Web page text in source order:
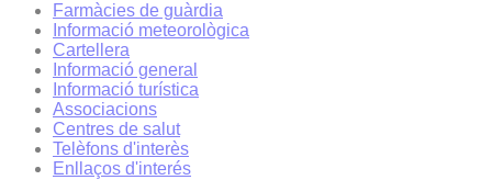
Farmàcies de guàrdia
Informació meteorològica
Cartellera
Informació general
Informació turística
Associacions
Centres de salut
Telèfons d'interès
Enllaços d'interés